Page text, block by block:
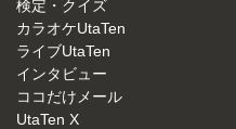
検定・クイズ
カラオケUtaTen
ライブUtaTen
インタビュー
ココだけメール
UtaTen X